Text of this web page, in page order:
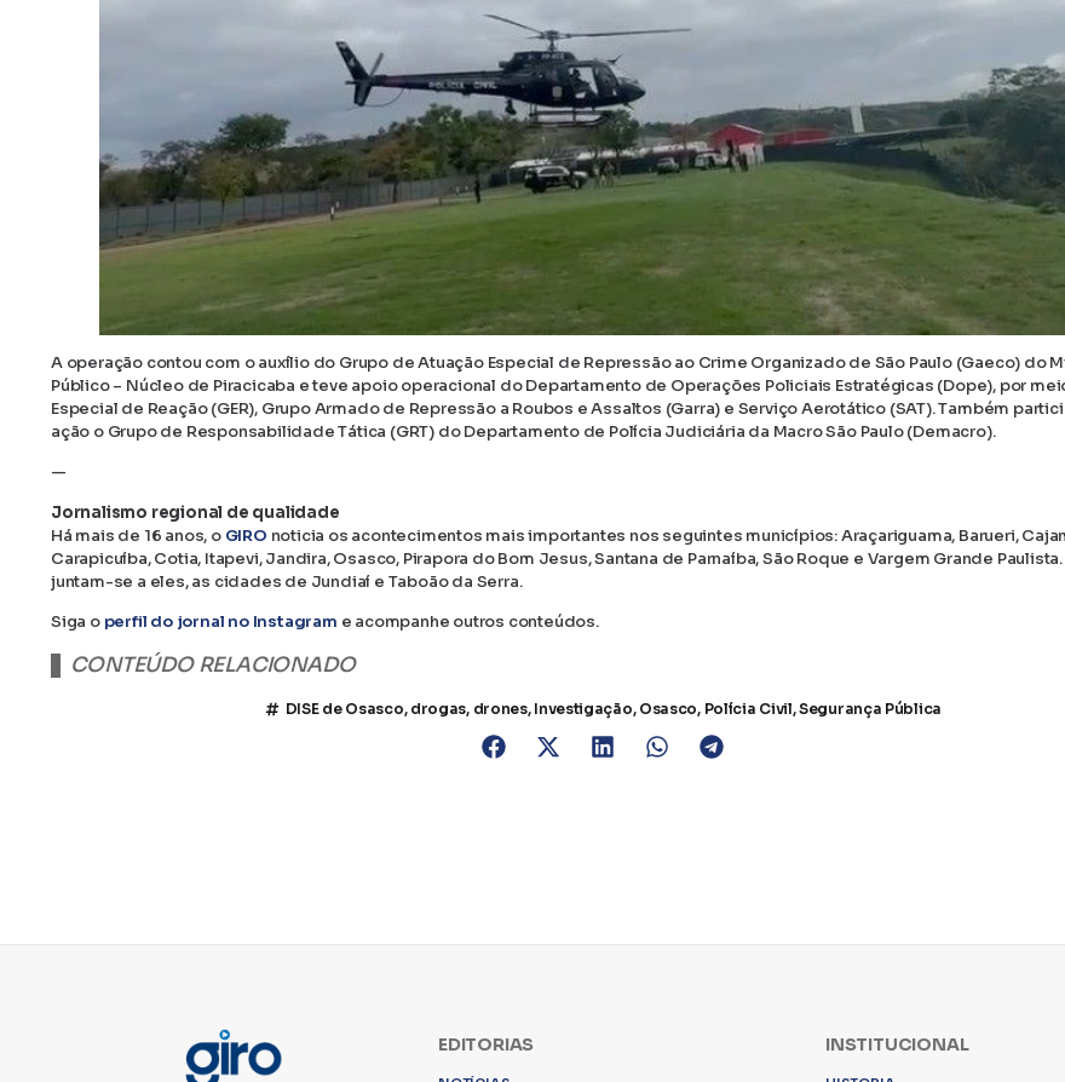
A operação contou com o auxílio do Grupo de Atuação Especial de Repressão ao Crime Organizado de São Paulo (Gaeco) do
Público – Núcleo de Piracicaba e teve apoio operacional do Departamento de Operações Policiais Estratégicas (Dope), por
Especial de Reação (GER), Grupo Armado de Repressão a Roubos e Assaltos (Garra) e Serviço Aerotático (SAT). Também
ação o Grupo de Responsabilidade Tática (GRT) do Departamento de Polícia Judiciária da Macro São Paulo (Demacro).
—
Jornalismo regional de qualidade
Há mais de 16 anos, o GIRO noticia os acontecimentos mais importantes nos seguintes municípios: Araçariguama, Barueri,
Carapicuíba, Cotia, Itapevi, Jandira, Osasco, Pirapora do Bom Jesus, Santana de Parnaíba, São Roque e Vargem Grande
juntam-se a eles, as cidades de Jundiaí e Taboão da Serra.
Siga o perfil do jornal no Instagram e acompanhe outros conteúdos.
CONTEÚDO RELACIONADO
DISE de Osasco, drogas, drones, Investigação, Osasco, Polícia Civil,Segurança Pública
EDITORIAS INSTITUCIONAL